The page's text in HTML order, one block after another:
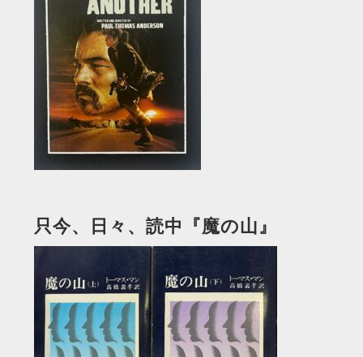
只今、日々、読中『魔の山』